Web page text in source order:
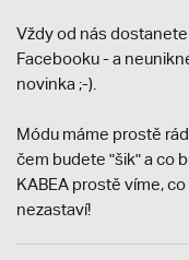
Vždy od nás dostanete
Facebooku - a
novinka ;-).
Módu máme prostě
čem budete "šik" a co
KABEA prostě víme,
nezastaví!